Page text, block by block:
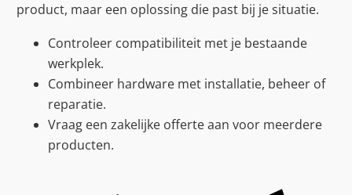
product, maar een oplossing die past bij je situatie.
Controleer compatibiliteit met je bestaande
werkplek.
Combineer hardware met installatie, beheer of
reparatie.
Vraag een zakelijke offerte aan voor meerdere
producten.